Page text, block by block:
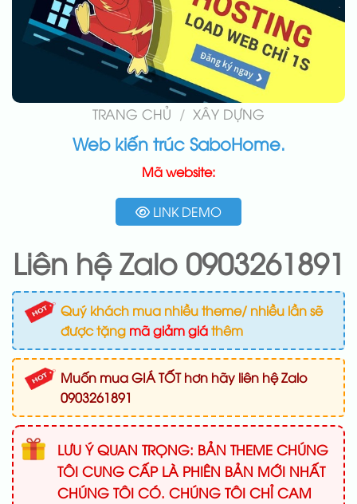
TRANG CHỦ / XÂY DỰNG
Web kiến trúc SaboHome.
Mã website:
LINK DEMO
Liên hệ Zalo 0903261891
Quý khách mua nhiều theme/ nhiều lần sẽ
được tặng mã giảm giáthêm
Muốn mua GIÁ TỐT hơn hãy liên hệ Zalo
0903261891
LƯU Ý QUAN TRỌNG: BẢN THEME CHÚNG
TÔI CUNG CẤP LÀ PHIÊN BẢN MỚI NHẤT
CHÚNG TÔI CÓ. CHÚNG TÔI CHỈ CAM